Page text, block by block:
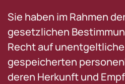
Sie haben im Rahmen
gesetzlichen
Recht auf
gespeicherten
deren Herkunft und